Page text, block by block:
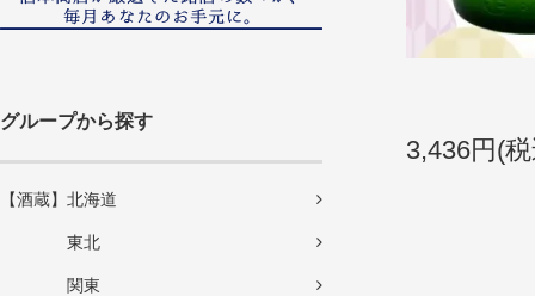
グループから探す
【酒蔵】北海道
東北
関東
3,436円(